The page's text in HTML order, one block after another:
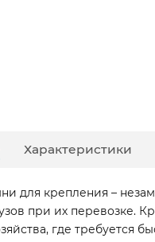
Характеристики
для крепления –
при их перевозке.
где требуется